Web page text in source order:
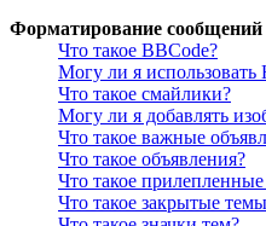
Форматирование
Что такое BBCode?
Могу ли я
Что такое смайлики?
Могу ли я добавлять
Что такое важные
Что такое объявления?
Что такое
Что такое закрытые